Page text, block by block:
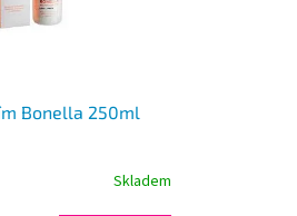
Bonella 250ml
Skladem